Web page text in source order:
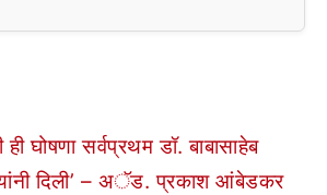
ही घोषणा सर्वप्रथम डॉ. बाबासाहेब
दिली’ – अॅड. प्रकाश आंबेडकर